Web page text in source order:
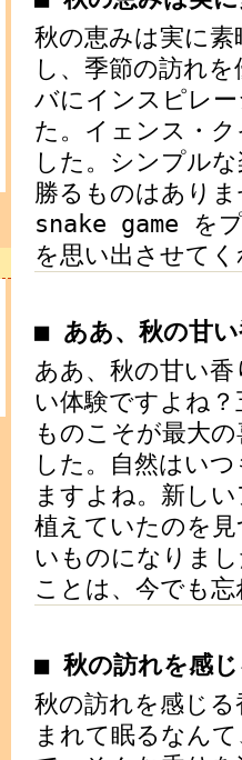
秋の恵みは実に
し、季節の訪れ
バにインスピレ
た。イェンス・
した。シンプル
勝るものはあり
snake game を
を思い出させて
■ ああ、秋の甘
ああ、秋の甘い
い体験ですよね
ものこそが最大
した。自然はい
ますよね。新し
植えていたのを
いものになりま
ことは、今でも
■ 秋の訪れを感
秋の訪れを感じ
まれて眠るなん